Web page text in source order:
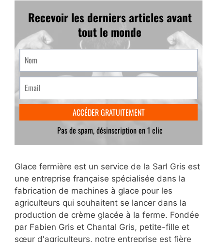
Glace fermière est un service de la Sarl Gris est
une entreprise française spécialisée dans la
fabrication de machines à glace pour les
agriculteurs qui souhaitent se lancer dans la
production de crème glacée à la ferme. Fondée
par Fabien Gris et Chantal Gris, petite-fille et
sœur d'agriculteurs, notre entreprise est fière